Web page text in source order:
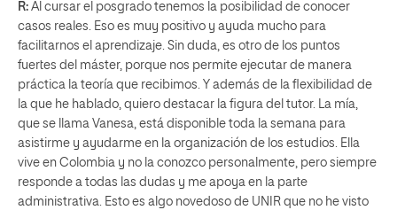
R: Al cursar el posgrado tenemos la posibilidad de conocer
casos reales. Eso es muy positivo y ayuda mucho para
facilitarnos el aprendizaje. Sin duda, es otro de los puntos
fuertes del máster, porque nos permite ejecutar de manera
práctica la teoría que recibimos. Y además de la flexibilidad de
la que he hablado, quiero destacar la figura del tutor. La mía,
que se llama Vanesa, está disponible toda la semana para
asistirme y ayudarme en la organización de los estudios. Ella
vive en Colombia y no la conozco personalmente, pero siempre
responde a todas las dudas y me apoya en la parte
administrativa. Esto es algo novedoso de UNIR que no he visto